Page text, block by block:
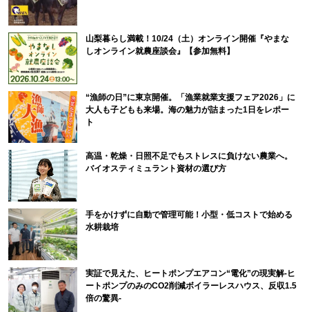
山梨暮らし満載！10/24（土）オンライン開催『やまな
しオンライン就農座談会』【参加無料】
“漁師の日”に東京開催。「漁業就業支援フェア2026」に
大人も子どもも来場。海の魅力が詰まった1日をレポー
ト
高温・乾燥・日照不足でもストレスに負けない農業へ。
バイオスティミュラント資材の選び方
手をかけずに自動で管理可能！小型・低コストで始める
水耕栽培
実証で見えた、ヒートポンプエアコン“電化”の現実解-ヒ
ートポンプのみのCO2削減ボイラーレスハウス、反収1.5
倍の驚異-